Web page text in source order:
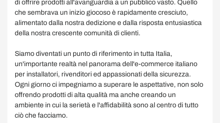
di offrire prodotti all'avanguardia a un pubblico vasto. Quello
che sembrava un inizio giocoso è rapidamente cresciuto,
alimentato dalla nostra dedizione e dalla risposta entusiastica
della nostra crescente comunità di clienti.
Siamo diventati un punto di riferimento in tutta Italia,
un'importante realtà nel panorama dell'e-commerce italiano
per installatori, rivenditori ed appassionati della sicurezza.
Ogni giorno ci impegniamo a superare le aspettative, non solo
offrendo prodotti di alta qualità ma anche creando un
ambiente in cui la serietà e l'affidabilità sono al centro di tutto
ciò che facciamo.